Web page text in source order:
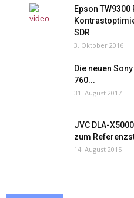
Epson
SDR
3. Oktober 2016
Die neuen
760...
31. August 2017
JVC DLA-
zum
14. August 2015